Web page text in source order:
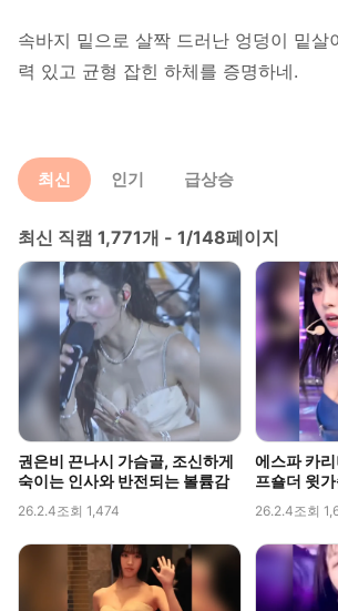
속바지 밑으로 살짝 드러난 엉덩이 밑살
력 있고 균형 잡힌 하체를 증명하네.
최신 인기 급상승
최신 직캠 1,771개 - 1/148페이지
권은비 끈나시 가슴골, 조신하게
숙이는 인사와 반전되는 볼륨감
26.2.4조회 1,474
에스파 카
프숄더 윗
26.2.4조회